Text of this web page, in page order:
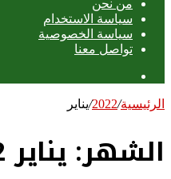
من نحن
سياسة الاستخدام
سياسة الخصوصية
تواصل معنا
الرئيسية/
2022
/يناير
الشهر: يناير 2022